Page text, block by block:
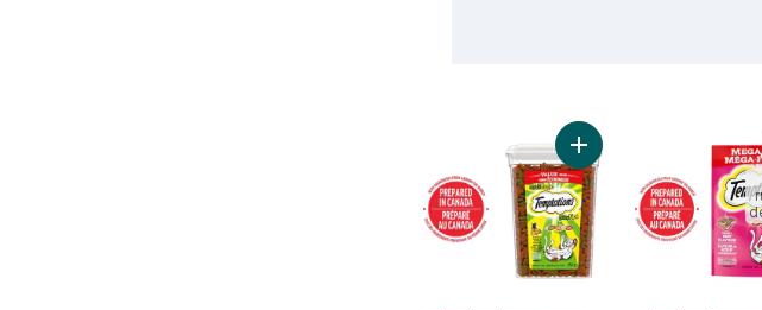
Ajouter Gâteries pour